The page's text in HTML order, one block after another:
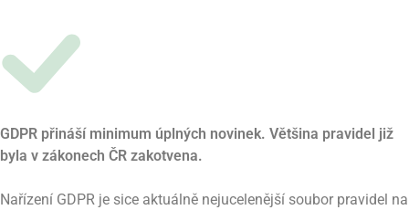
GDPR přináší minimum úplných novinek. Většina pravidel již
byla v zákonech ČR zakotvena.
Nařízení GDPR je sice aktuálně nejucelenější soubor pravidel na